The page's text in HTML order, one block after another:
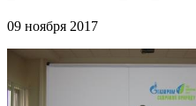
09 ноября 2017